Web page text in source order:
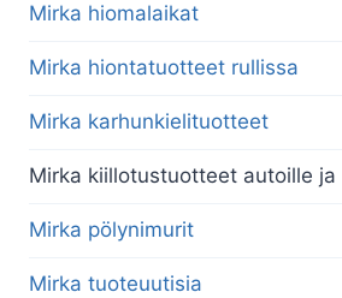
Mirka hiomalaikat
Mirka hiontatuotteet rullissa
Mirka karhunkielituotteet
Mirka kiillotustuotteet autoille ja
Mirka pölynimurit
Mirka tuoteuutisia